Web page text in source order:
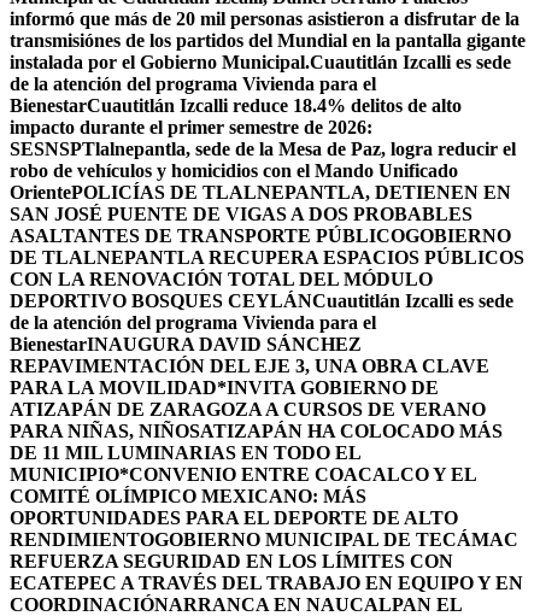
informó que más de 20 mil personas asistieron a disfrutar de la
transmisiónes de los partidos del Mundial en la pantalla gigante
instalada por el Gobierno Municipal.Cuautitlán Izcalli es sede
de la atención del programa Vivienda para el
BienestarCuautitlán Izcalli reduce 18.4% delitos de alto
impacto durante el primer semestre de 2026:
SESNSPTlalnepantla, sede de la Mesa de Paz, logra reducir el
robo de vehículos y homicidios con el Mando Unificado
OrientePOLICÍAS DE TLALNEPANTLA, ​DETIENEN EN
SAN JOSÉ PUENTE DE VIGAS A DOS PROBABLES
ASALTANTES DE TRANSPORTE PÚBLICOGOBIERNO
DE TLALNEPANTLA RECUPERA ESPACIOS PÚBLICOS
CON LA RENOVACIÓN TOTAL DEL MÓDULO
DEPORTIVO BOSQUES CEYLÁNCuautitlán Izcalli es sede
de la atención del programa Vivienda para el
BienestarINAUGURA DAVID SÁNCHEZ
REPAVIMENTACIÓN DEL EJE 3, UNA OBRA CLAVE
PARA LA MOVILIDAD*INVITA GOBIERNO DE
ATIZAPÁN DE ZARAGOZA A CURSOS DE VERANO
PARA NIÑAS, NIÑOSATIZAPÁN HA COLOCADO MÁS
DE 11 MIL LUMINARIAS EN TODO EL
MUNICIPIO*CONVENIO ENTRE COACALCO Y EL
COMITÉ OLÍMPICO MEXICANO: MÁS
OPORTUNIDADES PARA EL DEPORTE DE ALTO
RENDIMIENTOGOBIERNO MUNICIPAL DE TECÁMAC
REFUERZA SEGURIDAD EN LOS LÍMITES CON
ECATEPEC A TRAVÉS DEL TRABAJO EN EQUIPO Y EN
COORDINACIÓNARRANCA EN NAUCALPAN EL